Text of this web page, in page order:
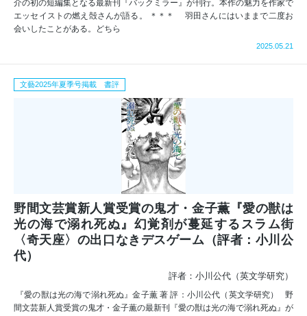
介の初の短編集となる最新刊『バックミラー』が刊行。本作の魅力を作家で
エッセイストの燃え殻さんが語る。 ＊＊＊ 羽田さんにはいままで二度お
会いしたことがある。どちら
2025.05.21
文藝2025年夏季号掲載 書評
野間文芸賞新人賞受賞の鬼才・金子薫『愛の獣は
光の海で溺れ死ぬ』幻覚剤が蔓延するスラム街
〈奇天座〉の出口なきデスゲーム（評者：小川公
代）
評者：小川公代（英文学研究）
『愛の獣は光の海で溺れ死ぬ』金子薫 著 評：小川公代（英文学研究） 野
間文芸新人賞受賞の鬼才・金子薫の最新刊『愛の獣は光の海で溺れ死ぬ』が